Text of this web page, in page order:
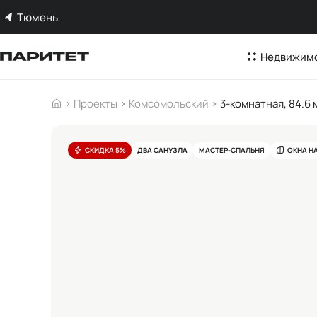
Тюмень
Проекты Комсомольский 3-комнатная, 84.6
СКИДКА 5% ДВА САНУЗЛА МАСТЕР-СПАЛЬНЯ ОКНА